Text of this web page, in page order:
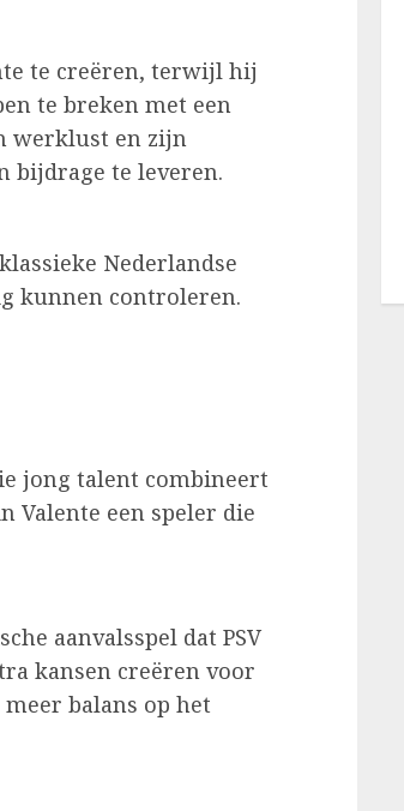
te creëren, terwijl hij
te breken met een
werklust en zijn
bijdrage te leveren.
Nederlandse
kunnen controleren.
jong talent combineert
Valente een speler die
aanvalsspel dat PSV
kansen creëren voor
balans op het